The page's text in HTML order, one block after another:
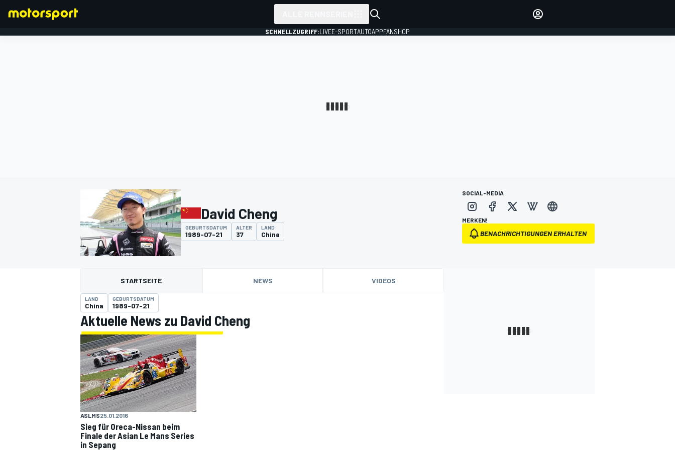
MOTOGP
EINLOGGEN
SCHNELLZUGRIFF:LIVEE-SPORTAUTOAPPFANSHOP
David Cheng
GEBURTSDATUM
1989-07-21
ALTER
37
LAND
China
SOCIAL-MEDIA
MERKEN!
BENACHRICHTIGUNGEN ERHALTEN
STARTSEITE NEWS VIDEOS
LAND
China
GEBURTSDATUM
1989-07-21
Aktuelle News zu David Cheng
ASLMS25.01.2016
Sieg für Oreca-Nissan beim
Finale der Asian Le Mans Series
in Sepang